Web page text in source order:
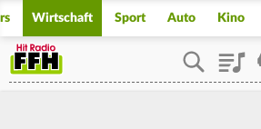
Wirtschaft Sport Auto Kino